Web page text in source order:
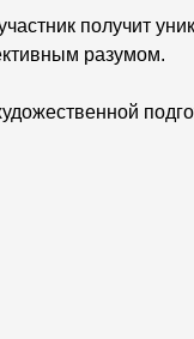
получит
разумом.